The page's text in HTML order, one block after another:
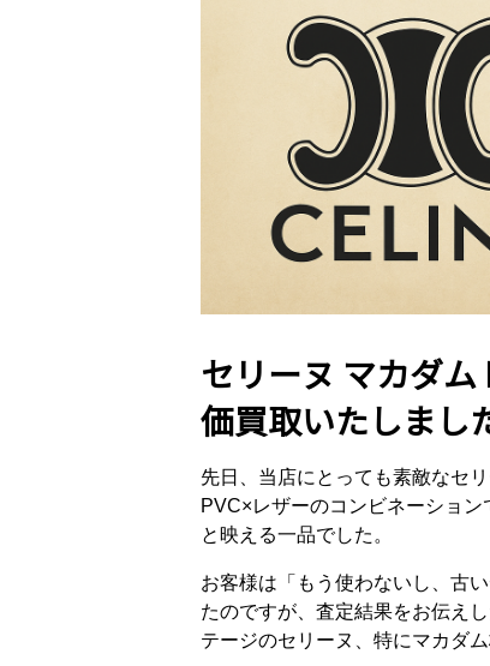
セリーヌ マカダ
価買取いたしまし
先日、当店にとっても素敵なセ
PVC×レザーのコンビネーショ
と映える一品でした。
お客様は「もう使わないし、古
たのですが、査定結果をお伝え
テージのセリーヌ、特にマカダ